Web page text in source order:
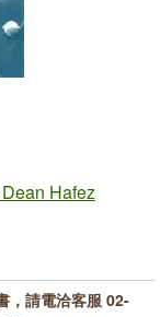
Hafez
，請電洽客服 02-